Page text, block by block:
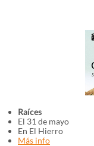
Raíces
El 31 de mayo
En El Hierro
Más info